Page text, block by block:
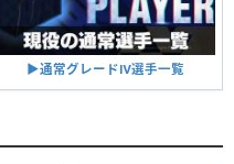
▶︎通常グレードⅣ選手一覧